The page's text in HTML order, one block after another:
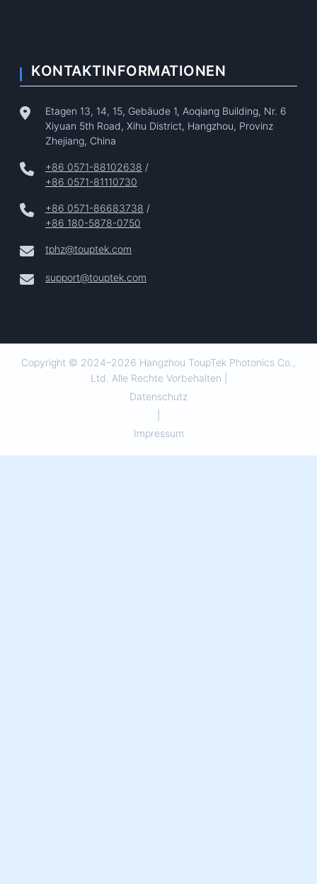
KONTAKTINFORMATIONEN
Etagen 13, 14, 15, Gebäude 1, Aoqiang Building, Nr. 6
Xiyuan 5th Road, Xihu District, Hangzhou, Provinz
Zhejiang, China
+86 0571-88102638 /
+86 0571-81110730
+86 0571-86683738 /
+86 180-5878-0750
tphz@touptek.com
support@touptek.com
Copyright © 2024–2026 Hangzhou ToupTek Photonics Co.,
Ltd. Alle Rechte Vorbehalten |
Datenschutz
Impressum